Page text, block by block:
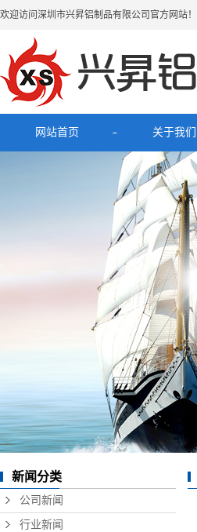
欢迎访问深圳市兴昇铝制品有限公司官方网站！
网站首页 关于我们
公司简介
联系我们
新闻分类
公司新闻
行业新闻